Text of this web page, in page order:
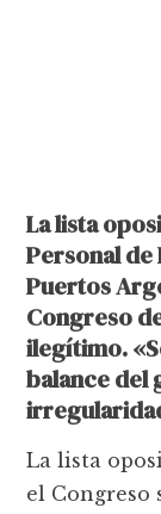
La lista
Personal
Puertos
Congreso
ilegítimo.
balance del
La lista
el Congreso